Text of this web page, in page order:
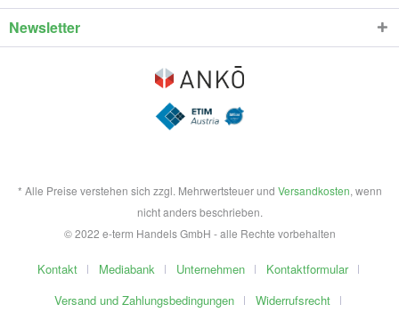
Newsletter
* Alle Preise verstehen sich zzgl. Mehrwertsteuer und Versandkosten, wenn
nicht anders beschrieben.
© 2022 e-term Handels GmbH - alle Rechte vorbehalten
Kontakt Mediabank Unternehmen
Kontaktformular
Versand und Zahlungsbedingungen
Widerrufsrecht